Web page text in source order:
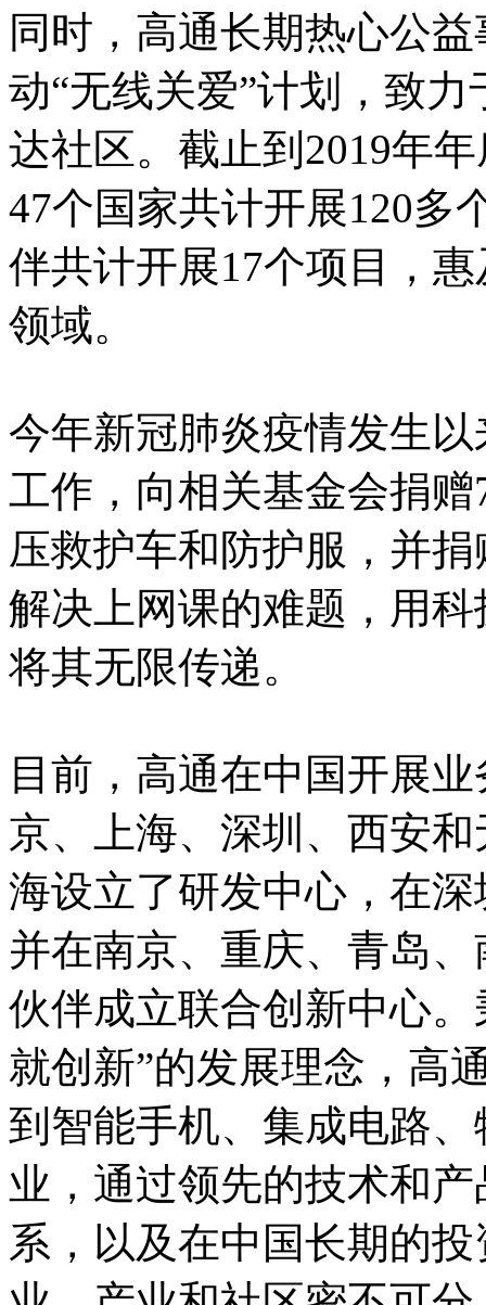
同时，高通长期热心公
动“无线关爱”计划，致
达社区。截止到2019年
47个国家共计开展120多
伴共计开展17个项目，
领域。
今年新冠肺炎疫情发生
工作，向相关基金会捐
压救护车和防护服，并
解决上网课的难题，用
将其无限传递。
目前，高通在中国开展
京、上海、深圳、西安
海设立了研发中心，在
并在南京、重庆、青岛
伙伴成立联合创新中心
就创新”的发展理念，高
到智能手机、集成电路
业，通过领先的技术和
系，以及在中国长期的